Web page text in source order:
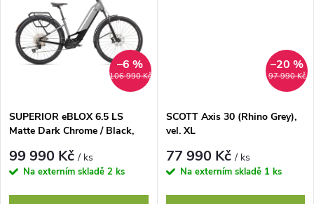
ů
ů
106 990 Kč
–6 %
SUPERIOR eBLOX 6.5 LS
Matte Dark Chrome / Black,
99 990 Kč/ ks
Na externím skladě 2 ks
97 990 Kč
–20 %
SCOTT Axis 30 (Rhino Grey),
vel. XL
77 990 Kč/ ks
Na externím skladě 1 ks